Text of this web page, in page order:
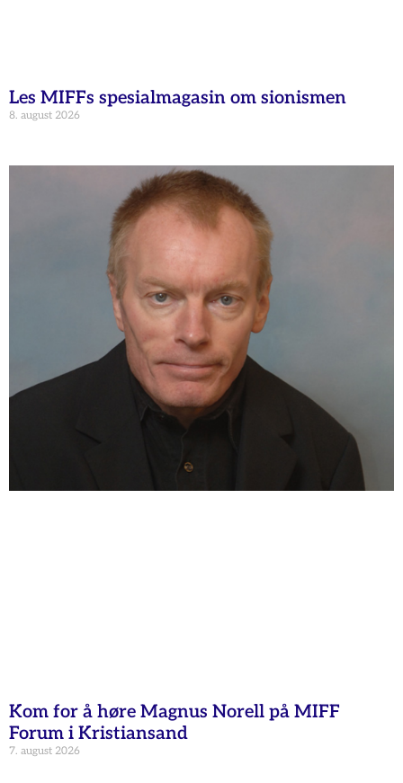
Les MIFFs spesialmagasin om sionismen
8. august 2026
Kom for å høre Magnus Norell på MIFF
Forum i Kristiansand
7. august 2026